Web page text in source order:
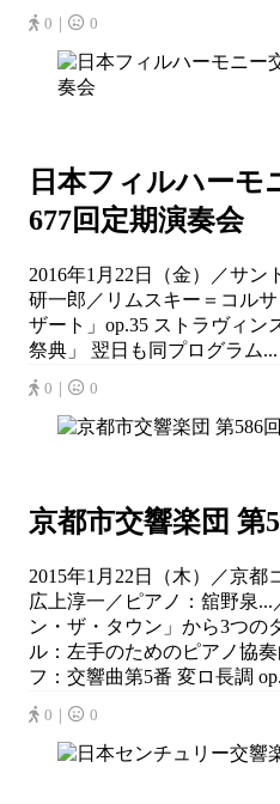
0｜ 0
日本フィルハーモ
677回定期演奏会
2016年1月22日（金）／サ
研一郎／リムスキー＝コル
ザート」op.35 ストラヴィン
祭典」 翌日も同プログラム...
0｜ 0
京都市交響楽団 第
2015年1月22日（木）／京都
広上淳一／ピアノ：舘野泉
ン・ザ・タウン」から3つの
ル：左手のためのピアノ協
フ：交響曲第5番 変ロ長調
0｜ 0